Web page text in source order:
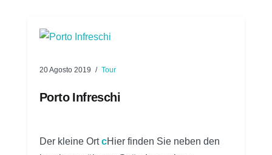
20 Agosto 2019 Tour
Porto Infreschi
Der kleine OrtcHier finden Sie neben den